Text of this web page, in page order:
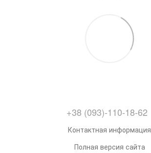
+38 (093)-110-18-62
Контактная информация
Полная версия сайта